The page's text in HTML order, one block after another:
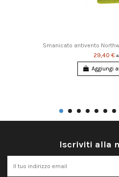
Smanicato antivento
29,40 €
Aggiungi
Iscriviti alla